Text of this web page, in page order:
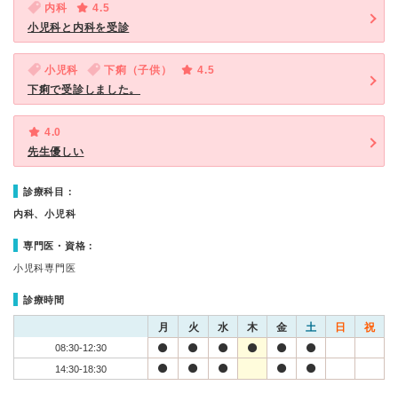
内科
4.5
小児科と内科を受診
小児科 下痢（子供）
4.5
下痢で受診しました。
4.0
先生優しい
診療科目：
内科、小児科
専門医・資格：
小児科専門医
診療時間
月 火 水 木 金 土 日 祝
08:30-12:30
14:30-18:30